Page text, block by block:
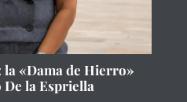
«Dama de Hierro»
la Espriella